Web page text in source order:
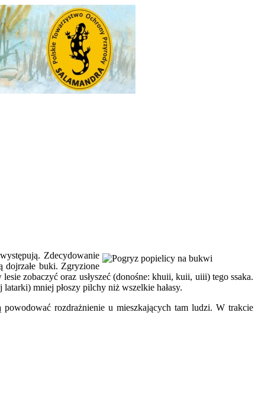
Zdecydowanie
dojrzałe buki. Zgryzione
zobaczyć oraz usłyszeć (donośne: khuii, kuii, uiii) tego ssaka.
mniej płoszy pilchy niż wszelkie hałasy.
rozdrażnienie u mieszkających tam ludzi. W trakcie